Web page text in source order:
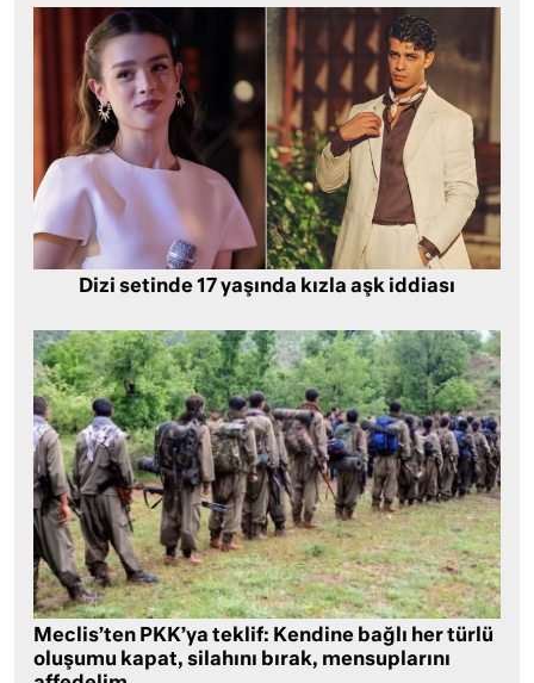
Dizi setinde 17 yaşında kızla aşk iddiası
Meclis’ten PKK’ya teklif: Kendine bağlı her türlü
oluşumu kapat, silahını bırak, mensuplarını